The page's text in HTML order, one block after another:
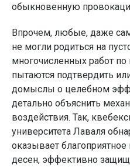
обыкновенную
Впрочем, любые, даже
не могли родиться на
многочисленных работ
пытаются подтвердить
домыслы о целебном
детально объяснить
воздействия. Так,
университета Лаваля
оказывает
десен, эффективно